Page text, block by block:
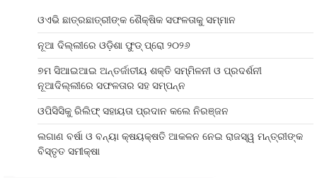
ଓଏଭି ଛାତ୍ରଛାତ୍ରୀଙ୍କ ଶୈକ୍ଷିକ ସଫଳତାକୁ ସମ୍ମାନ
ନୂଆ ଦିଲ୍ଲୀରେ ଓଡ଼ିଶା ଫୁଡ୍ ପ୍ରୋ ୨୦୨୬
୭ମ ସିଆଇଆଇ ଅନ୍ତର୍ଜାତୀୟ ଶକ୍ତି ସମ୍ମିଳନୀ ଓ ପ୍ରଦର୍ଶନୀ
ନୂଆଦିଲ୍ଲୀରେ ସଫଳତାର ସହ ସମ୍ପନ୍ନ
ଓପିସିସିକୁ ରିଲିଫ୍ ସହାୟତା ପ୍ରଦାନ କଲେ ନିରଞ୍ଜନ
ଲଗାଣ ବର୍ଷା ଓ ବନ୍ୟା କ୍ଷୟକ୍ଷତି ଆକଳନ ନେଇ ରାଜସ୍ୱ ମନ୍ତ୍ରୀଙ୍କ
ବିସ୍ତୃତ ସମୀକ୍ଷା